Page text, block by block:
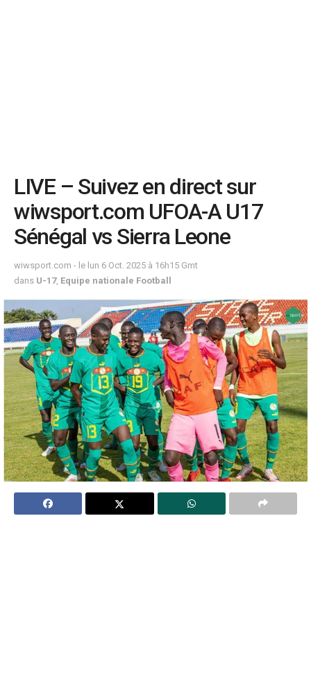
LIVE – Suivez en direct sur
wiwsport.com UFOA-A U17
Sénégal vs Sierra Leone
wiwsport.com - le lun 6 Oct. 2025 à 16h15 Gmt
dans U-17, Equipe nationale Football